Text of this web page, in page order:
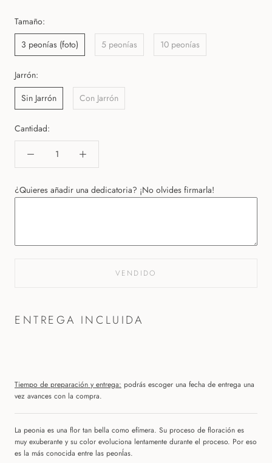
Tamaño:
3 peonías (foto)
5 peonías 10 peonías
Jarrón:
Sin Jarrón
Con Jarrón
Cantidad:
¿Quieres añadir una dedicatoria? ¡No olvides firmarla!
VENDIDO
ENTREGA INCLUIDA
Tiempo de preparación y entrega: podrás escoger una fecha de entrega una
vez avances con la compra.
La peonia es una flor tan bella como efímera. Su proceso de floración es
muy exuberante y su color evoluciona lentamente durante el proceso. Por eso
es la más conocida entre las peonÍas.